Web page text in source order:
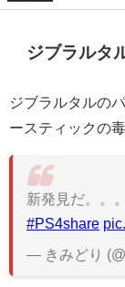
ジブラルタ
ジブラルタルの
ースティックの
新発見だ。。
#PS4share
— きみどり